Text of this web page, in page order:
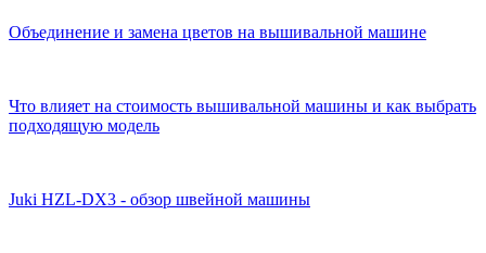
Объединение и замена цветов на вышивальной машине
Что влияет на стоимость вышивальной машины и как выбрать
подходящую модель
Juki HZL-DX3 - обзор швейной машины